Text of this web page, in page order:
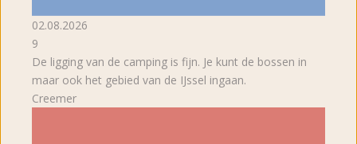
02.08.2026
9
De ligging van de camping is fijn. Je kunt de bossen in
maar ook het gebied van de IJssel ingaan.
Creemer